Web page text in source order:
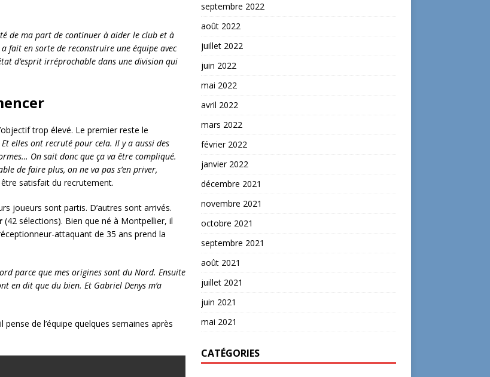
de ma part de continuer à aider le club et à
fait en sorte de reconstruire une équipe avec
d’esprit irréprochable dans une division qui
trop élevé. Le premier reste le
elles ont recruté pour cela. Il y a aussi des
On sait donc que ça va être compliqué.
de faire plus, on ne va pas s’en priver,
satisfait du recrutement.
joueurs sont partis. D’autres sont arrivés.
(42 sélections). Bien que né à Montpellier, il
attaquant de 35 ans prend la
parce que mes origines sont du Nord. Ensuite
en dit que du bien. Et Gabriel Denys m’a
pense de l’équipe quelques semaines après
septembre 2022
août 2022
juillet 2022
juin 2022
mai 2022
avril 2022
mars 2022
février 2022
janvier 2022
décembre 2021
novembre 2021
octobre 2021
septembre 2021
août 2021
juillet 2021
juin 2021
mai 2021
CATÉGORIES